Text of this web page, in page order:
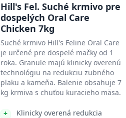
Hill's Fel. Suché krmivo pre
dospelých Oral Care
Chicken 7kg
Suché krmivo Hill's Feline Oral Care
je určené pre dospelé mačky od 1
roka. Granule majú klinicky overenú
technológiu na redukciu zubného
plaku a kameňa. Balenie obsahuje 7
kg krmiva s chuťou kuracieho mäsa.
Klinicky overená redukcia